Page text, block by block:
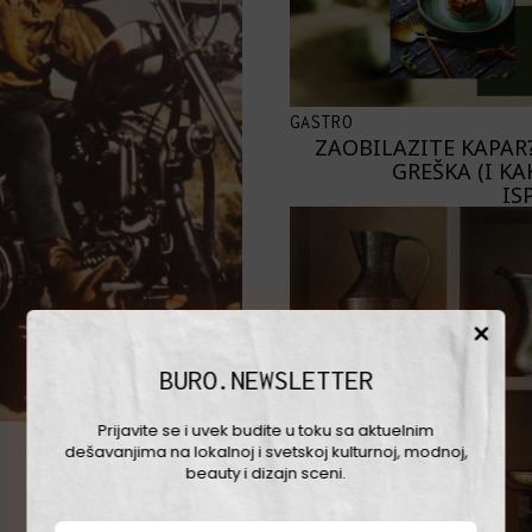
GASTRO
ZAOBILAZITE
GREŠKA (I
BURO.NEWSLETTER
Prijavite se i uvek budite u toku sa aktuelnim
dešavanjima na lokalnoj i svetskoj kulturnoj, modnoj,
beauty i dizajn sceni.